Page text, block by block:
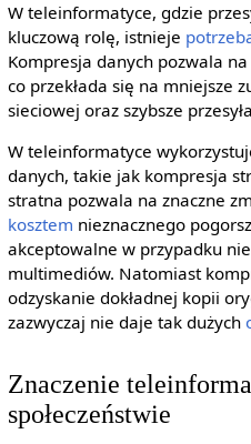
W teleinformatyce, gdzie
kluczową rolę, istnieje
Kompresja danych pozwala
co przekłada się na mniejsze
sieciowej oraz szybsze
W teleinformatyce
danych, takie jak kompresja
stratna pozwala na znaczne
kosztem nieznacznego
akceptowalne w przypadku
multimediów. Natomiast
odzyskanie dokładnej kopii
zazwyczaj nie daje tak dużych
Znaczenie
społeczeństwie